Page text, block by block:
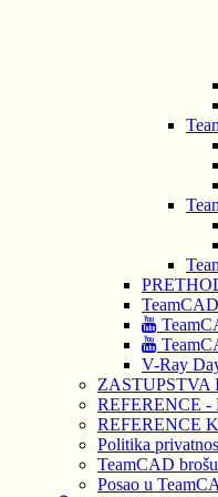
V-Ray
ZASTUPSTVA
REFERENCE
REFERENCE
Politika
TeamCAD
Posao u